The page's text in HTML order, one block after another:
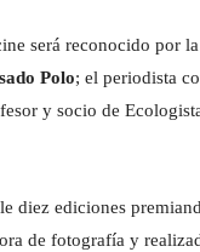
será reconocido por
Polo; el periodista
y socio de
diez ediciones
de fotografía y